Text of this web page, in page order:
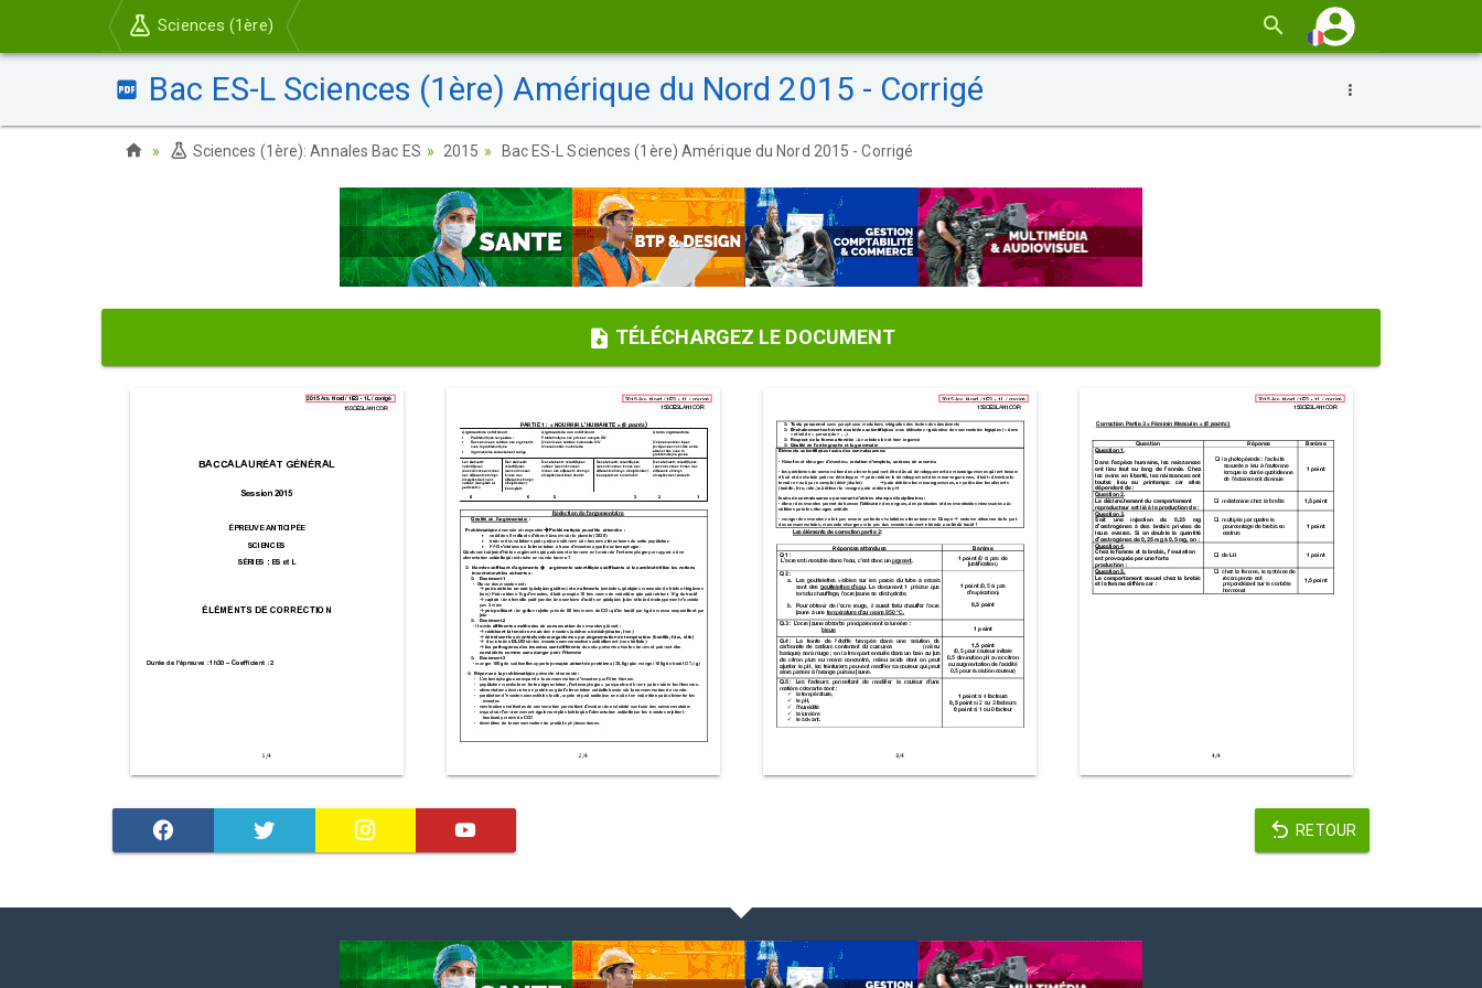
Sciences (1ère)
Bac ES-L Sciences (1ère) Amérique du Nord 2015 - Corrigé
Sciences (1ère): Annales Bac ES 2015 Bac ES-L Sciences (1ère) Amérique du Nord 2015 - Corrigé
TÉLÉCHARGEZ LE DOCUMENT
RETOUR